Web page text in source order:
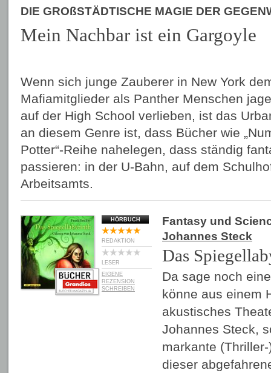
DIE GROßSTÄDTISCHE MAGIE DER
Mein Nachbar ist ein Gargoyle
Wenn sich junge Zauberer in New York
Mafiamitglieder als Panther Menschen
auf der High School verlieben, ist das
an diesem Genre ist, dass Bücher wie
Potter“-Reihe nahelegen, dass ständig
passieren: in der U-Bahn, auf dem
Arbeitsamts.
HÖRBUCH
REDAKTION
LESER
EIGENE
REZENSION
SCHREIBEN
Fantasy und
Johannes Steck
Das
Da sage noch
könne aus einem
akustisches
Johannes Steck,
markante
dieser